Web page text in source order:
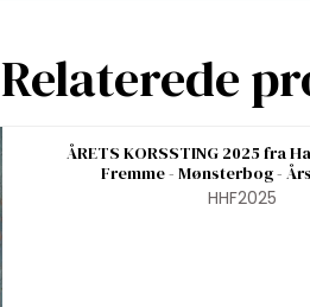
Relaterede
ÅRETS KORSSTING 2025 fra
Fremme - Mønsterbog -
HHF2025